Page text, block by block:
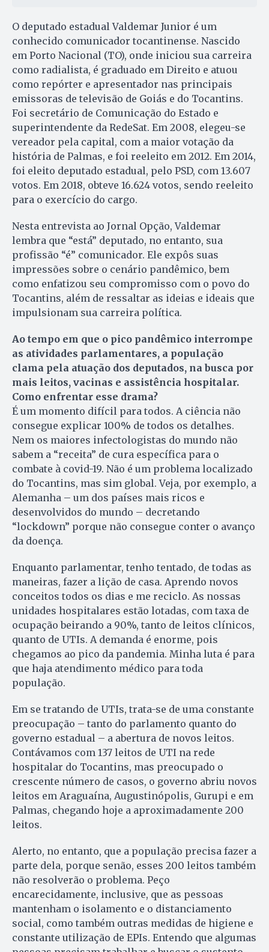
O deputado estadual Valdemar Junior é um
conhecido comunicador tocantinense. Nascido
em Porto Nacional (TO), onde iniciou sua carreira
como radialista, é graduado em Direito e atuou
como repórter e apresentador nas principais
emissoras de televisão de Goiás e do Tocantins.
Foi secretário de Comunicação do Estado e
superintendente da RedeSat. Em 2008, elegeu-se
vereador pela capital, com a maior votação da
história de Palmas, e foi reeleito em 2012. Em 2014,
foi eleito deputado estadual, pelo PSD, com 13.607
votos. Em 2018, obteve 16.624 votos, sendo reeleito
para o exercício do cargo.
Nesta entrevista ao Jornal Opção, Valdemar
lembra que “está” deputado, no entanto, sua
profissão “é” comunicador. Ele expôs suas
impressões sobre o cenário pandêmico, bem
como enfatizou seu compromisso com o povo do
Tocantins, além de ressaltar as ideias e ideais que
impulsionam sua carreira política.
Ao tempo em que o pico pandêmico interrompe
as atividades parlamentares, a população
clama pela atuação dos deputados, na busca por
mais leitos, vacinas e assistência hospitalar.
Como enfrentar esse drama?
É um momento difícil para todos. A ciência não
consegue explicar 100% de todos os detalhes.
Nem os maiores infectologistas do mundo não
sabem a “receita” de cura específica para o
combate à covid-19. Não é um problema localizado
do Tocantins, mas sim global. Veja, por exemplo, a
Alemanha – um dos países mais ricos e
desenvolvidos do mundo – decretando
“lockdown” porque não consegue conter o avanço
da doença.
Enquanto parlamentar, tenho tentado, de todas as
maneiras, fazer a lição de casa. Aprendo novos
conceitos todos os dias e me reciclo. As nossas
unidades hospitalares estão lotadas, com taxa de
ocupação beirando a 90%, tanto de leitos clínicos,
quanto de UTIs. A demanda é enorme, pois
chegamos ao pico da pandemia. Minha luta é para
que haja atendimento médico para toda
população.
Em se tratando de UTIs, trata-se de uma constante
preocupação – tanto do parlamento quanto do
governo estadual – a abertura de novos leitos.
Contávamos com 137 leitos de UTI na rede
hospitalar do Tocantins, mas preocupado o
crescente número de casos, o governo abriu novos
leitos em Araguaína, Augustinópolis, Gurupi e em
Palmas, chegando hoje a aproximadamente 200
leitos.
Alerto, no entanto, que a população precisa fazer a
parte dela, porque senão, esses 200 leitos também
não resolverão o problema. Peço
encarecidamente, inclusive, que as pessoas
mantenham o isolamento e o distanciamento
social, como também outras medidas de higiene e
constante utilização de EPIs. Entendo que algumas